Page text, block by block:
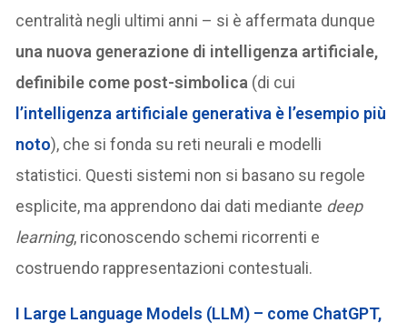
centralità negli ultimi anni – si è affermata dunque
una nuova generazione di intelligenza artificiale,
definibile come post-simbolica (di cui
l’intelligenza artificiale generativa è l’esempio più
noto), che si fonda su reti neurali e modelli
statistici. Questi sistemi non si basano su regole
esplicite, ma apprendono dai dati mediante deep
learning, riconoscendo schemi ricorrenti e
costruendo rappresentazioni contestuali.
I Large Language Models (LLM) – come ChatGPT,